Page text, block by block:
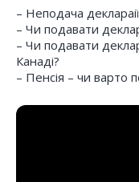
– Неподача
– Чи подавати
– Чи подавати
Канаді?
– Пенсія – чи варто